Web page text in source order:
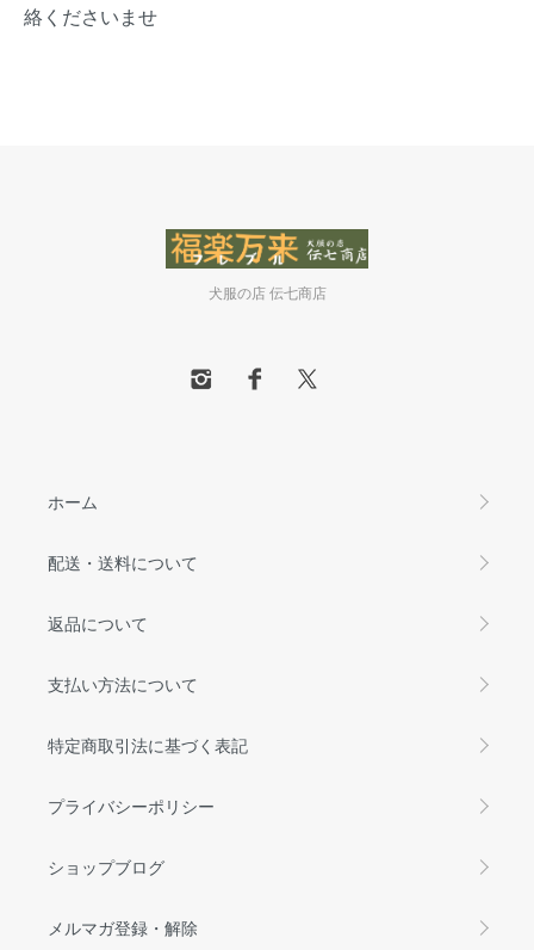
絡くださいませ
犬服の店 伝七商店
ホーム
配送・送料について
返品について
支払い方法について
特定商取引法に基づく表記
プライバシーポリシー
ショップブログ
メルマガ登録・解除